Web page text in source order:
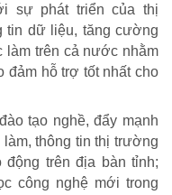
sự phát triển của thị
tin dữ liệu, tăng cường
làm trên cả nước nhằm
đảm hỗ trợ tốt nhất cho
tạo nghề, đẩy mạnh
thông tin thị trường
trên địa bàn tỉnh;
công nghệ mới trong